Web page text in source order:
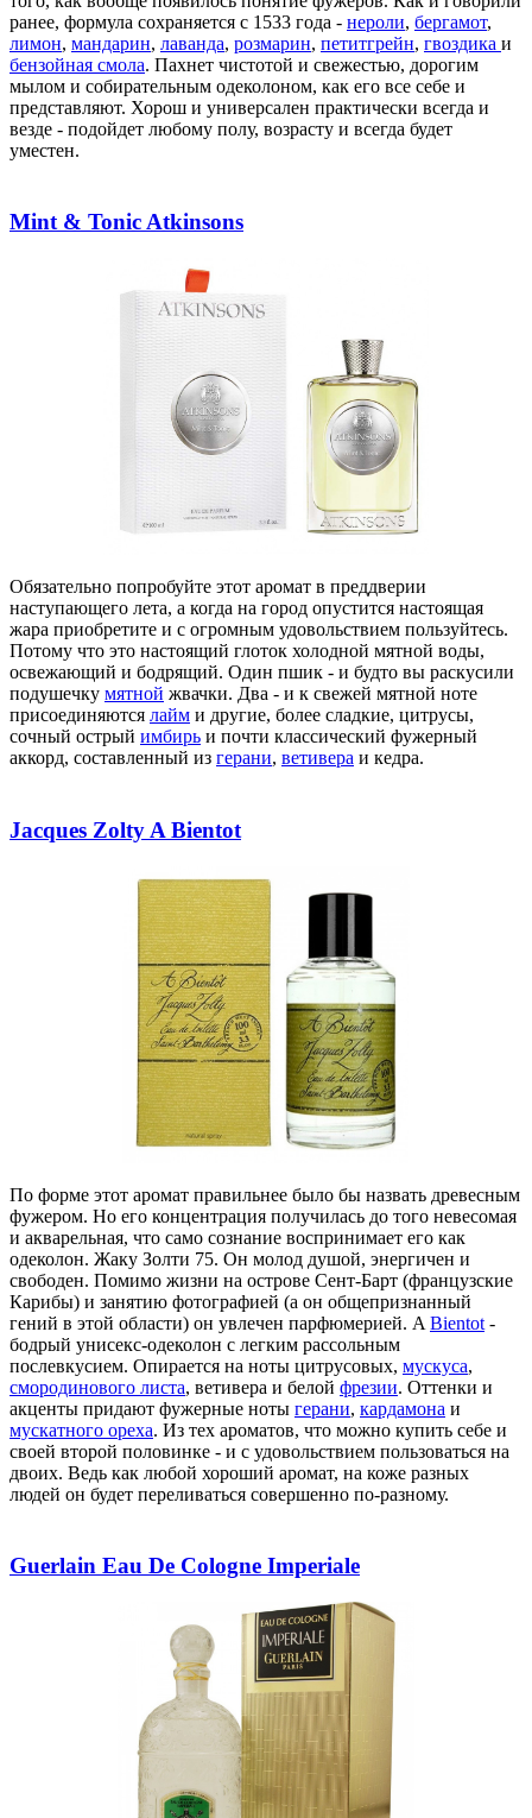
ранее, формула сохраняется с 1533 года - нероли, бергамот,
лимон, мандарин, лаванда, розмарин, петитгрейн, гвоздика и
бензойная смола. Пахнет чистотой и свежестью, дорогим
мылом и собирательным одеколоном, как его все себе и
представляют. Хорош и универсален практически всегда и
везде - подойдет любому полу, возрасту и всегда будет
уместен.
Mint & Tonic Atkinsons
Обязательно попробуйте этот аромат в преддверии
наступающего лета, а когда на город опустится настоящая
жара приобретите и с огромным удовольствием пользуйтесь.
Потому что это настоящий глоток холодной мятной воды,
освежающий и бодрящий. Один пшик - и будто вы раскусили
подушечку мятной жвачки. Два - и к свежей мятной ноте
присоединяются лайм и другие, более сладкие, цитрусы,
сочный острый имбирь и почти классический фужерный
аккорд, составленный из герани, ветивера и кедра.
Jacques Zolty A Bientot
По форме этот аромат правильнее было бы назвать древесным
фужером. Но его концентрация получилась до того невесомая
и акварельная, что само сознание воспринимает его как
одеколон. Жаку Золти 75. Он молод душой, энергичен и
свободен. Помимо жизни на острове Сент-Барт (французские
Карибы) и занятию фотографией (а он общепризнанный
гений в этой области) он увлечен парфюмерией. A Bientot -
бодрый унисекс-одеколон с легким рассольным
послевкусием. Опирается на ноты цитрусовых, мускуса,
смородинового листа, ветивера и белой фрезии. Оттенки и
акценты придают фужерные ноты герани, кардамона и
мускатного ореха. Из тех ароматов, что можно купить себе и
своей второй половинке - и с удовольствием пользоваться на
двоих. Ведь как любой хороший аромат, на коже разных
людей он будет переливаться совершенно по-разному.
Guerlain Eau De Cologne Imperiale